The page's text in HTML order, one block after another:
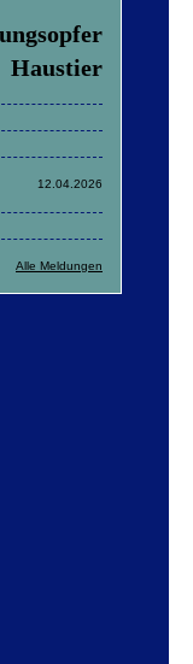
Haustier
12.04.2026
Alle Meldungen